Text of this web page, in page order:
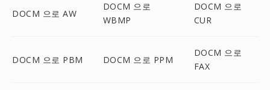
DOCM 으로 AW
DOCM 으로
WBMP
DOCM 으로
CUR
DOCM 으로 PBM DOCM 으로 PPM
DOCM 으로
FAX